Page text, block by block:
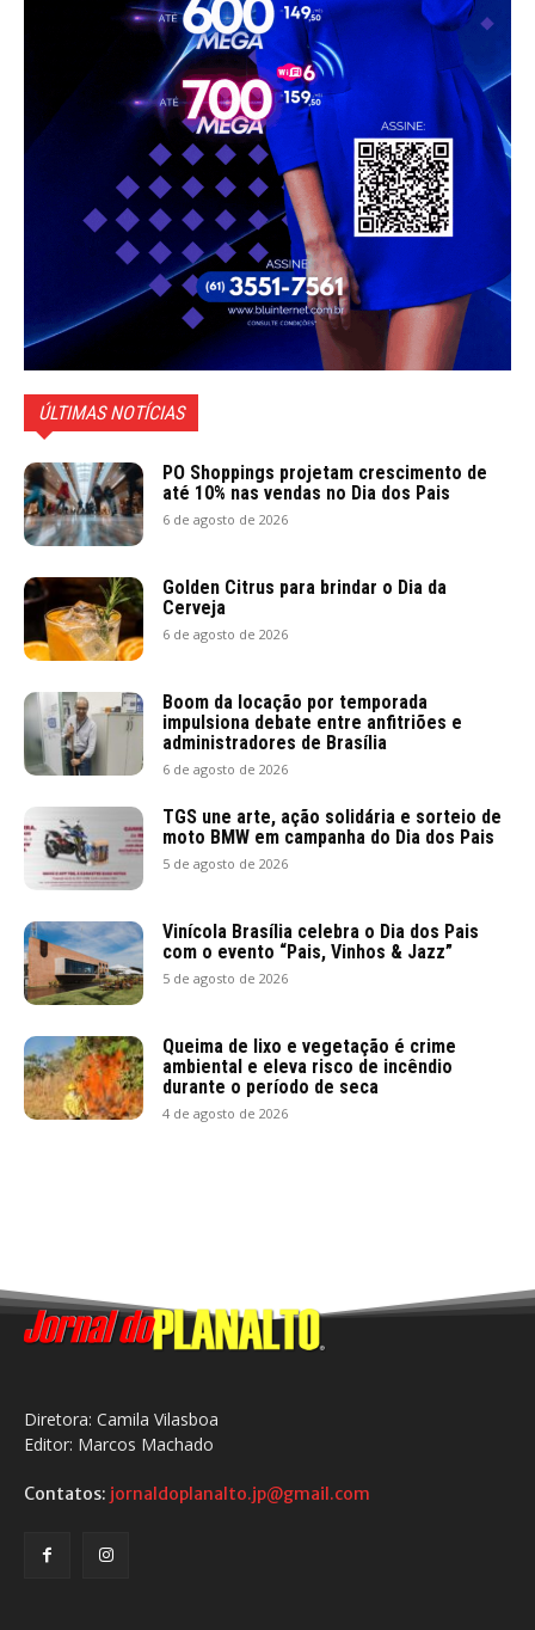
ÚLTIMAS NOTÍCIAS
PO Shoppings projetam crescimento de
até 10% nas vendas no Dia dos Pais
6 de agosto de 2026
Golden Citrus para brindar o Dia da
Cerveja
6 de agosto de 2026
Boom da locação por temporada
impulsiona debate entre anfitriões e
administradores de Brasília
6 de agosto de 2026
TGS une arte, ação solidária e sorteio de
moto BMW em campanha do Dia dos Pais
5 de agosto de 2026
Vinícola Brasília celebra o Dia dos Pais
com o evento “Pais, Vinhos & Jazz”
5 de agosto de 2026
Queima de lixo e vegetação é crime
ambiental e eleva risco de incêndio
durante o período de seca
4 de agosto de 2026
Diretora: Camila Vilasboa
Editor: Marcos Machado
Contatos: jornaldoplanalto.jp@gmail.com